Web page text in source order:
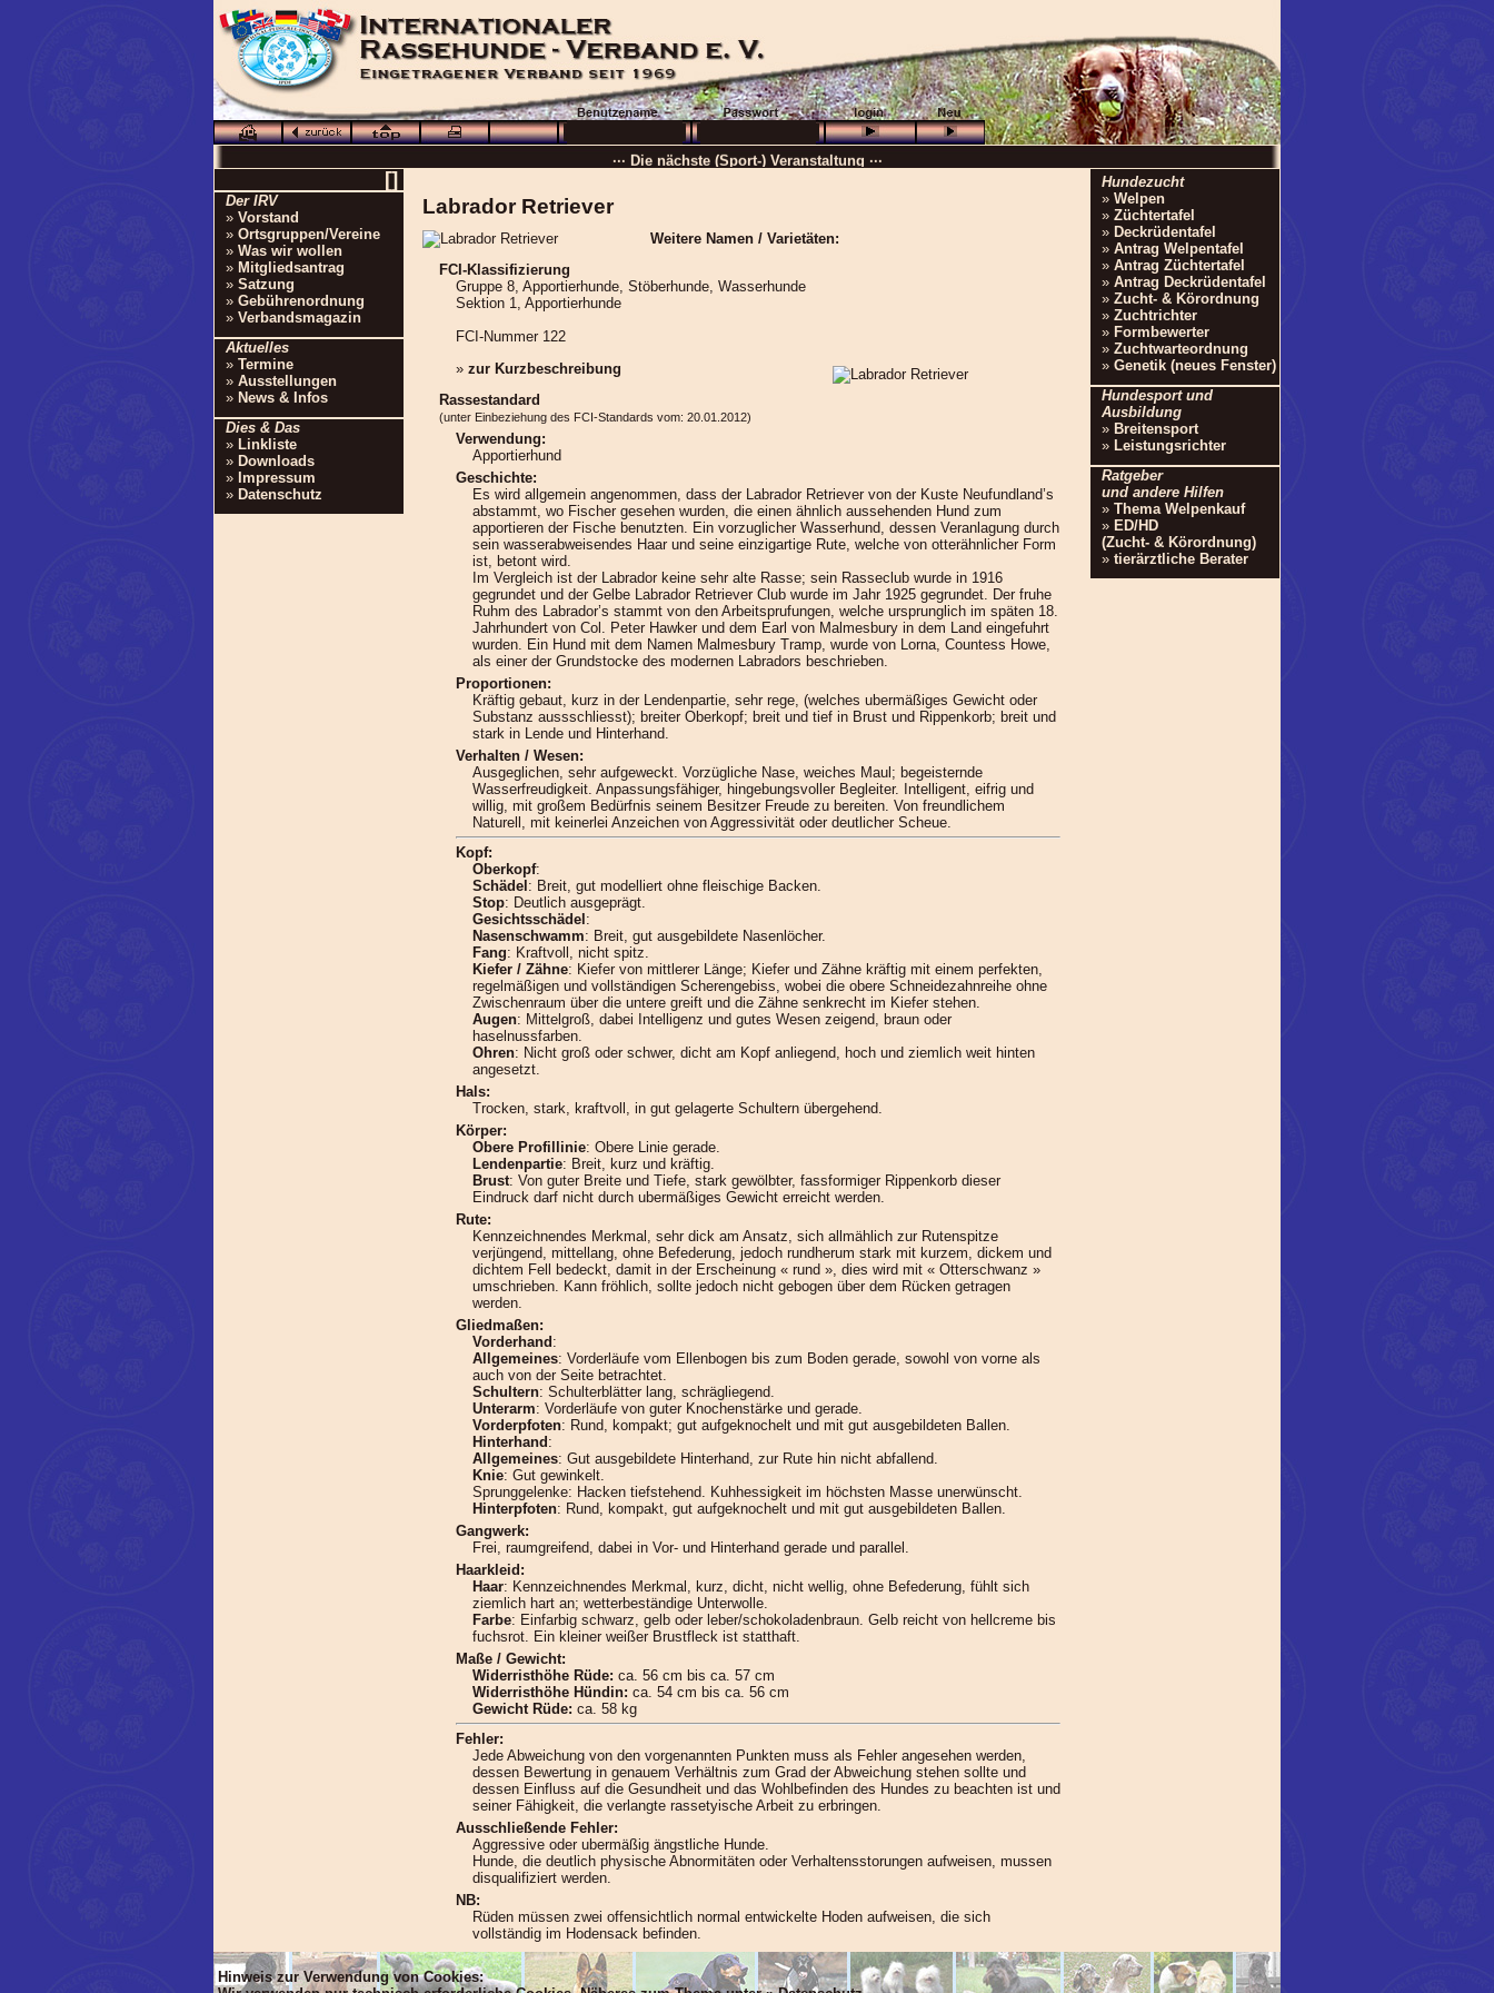
[]
Der IRV
» Vorstand
» Ortsgruppen/Vereine
» Was wir wollen
» Mitgliedsantrag
» Satzung
» Gebührenordnung
» Verbandsmagazin
Aktuelles
» Termine
» Ausstellungen
» News & Infos
Dies & Das
» Linkliste
» Downloads
» Impressum
» Datenschutz
Labrador Retriever
Weitere Namen / Varietäten:
FCI-Klassifizierung
Gruppe 8, Apportierhunde, Stöberhunde, Wasserhunde
Sektion 1, Apportierhunde
FCI-Nummer 122
» zur Kurzbeschreibung
Rassestandard
(unter Einbeziehung des FCI-Standards vom: 20.01.2012)
Verwendung:
Apportierhund
Geschichte:
Es wird allgemein angenommen, dass der Labrador Retriever von der Kuste Neufundland’s
abstammt, wo Fischer gesehen wurden, die einen ähnlich aussehenden Hund zum
apportieren der Fische benutzten. Ein vorzuglicher Wasserhund, dessen Veranlagung durch
sein wasserabweisendes Haar und seine einzigartige Rute, welche von otterähnlicher Form
ist, betont wird.
Im Vergleich ist der Labrador keine sehr alte Rasse; sein Rasseclub wurde in 1916
gegrundet und der Gelbe Labrador Retriever Club wurde im Jahr 1925 gegrundet. Der fruhe
Ruhm des Labrador’s stammt von den Arbeitsprufungen, welche ursprunglich im späten 18.
Jahrhundert von Col. Peter Hawker und dem Earl von Malmesbury in dem Land eingefuhrt
wurden. Ein Hund mit dem Namen Malmesbury Tramp, wurde von Lorna, Countess Howe,
als einer der Grundstocke des modernen Labradors beschrieben.
Proportionen:
Kräftig gebaut, kurz in der Lendenpartie, sehr rege, (welches ubermäßiges Gewicht oder
Substanz aussschliesst); breiter Oberkopf; breit und tief in Brust und Rippenkorb; breit und
stark in Lende und Hinterhand.
Verhalten / Wesen:
Ausgeglichen, sehr aufgeweckt. Vorzügliche Nase, weiches Maul; begeisternde
Wasserfreudigkeit. Anpassungsfähiger, hingebungsvoller Begleiter. Intelligent, eifrig und
willig, mit großem Bedürfnis seinem Besitzer Freude zu bereiten. Von freundlichem
Naturell, mit keinerlei Anzeichen von Aggressivität oder deutlicher Scheue.
Kopf:
Oberkopf:
Schädel : Breit, gut modelliert ohne fleischige Backen.
Stop: Deutlich ausgeprägt.
Gesichtsschädel :
Nasenschwamm: Breit, gut ausgebildete Nasenlöcher.
Fang: Kraftvoll, nicht spitz.
Kiefer / Zähne: Kiefer von mittlerer Länge; Kiefer und Zähne kräftig mit einem perfekten,
regelmäßigen und vollständigen Scherengebiss, wobei die obere Schneidezahnreihe ohne
Zwischenraum über die untere greift und die Zähne senkrecht im Kiefer stehen.
Augen: Mittelgroß, dabei Intelligenz und gutes Wesen zeigend, braun oder
haselnussfarben.
Ohren: Nicht groß oder schwer, dicht am Kopf anliegend, hoch und ziemlich weit hinten
angesetzt.
Hals:
Trocken, stark, kraftvoll, in gut gelagerte Schultern übergehend.
Körper:
Obere Profillinie: Obere Linie gerade.
Lendenpartie: Breit, kurz und kräftig.
Brust: Von guter Breite und Tiefe, stark gewölbter, fassformiger Rippenkorb dieser
Eindruck darf nicht durch ubermäßiges Gewicht erreicht werden.
Rute:
Kennzeichnendes Merkmal, sehr dick am Ansatz, sich allmählich zur Rutenspitze
verjüngend, mittellang, ohne Befederung, jedoch rundherum stark mit kurzem, dickem und
dichtem Fell bedeckt, damit in der Erscheinung « rund », dies wird mit « Otterschwanz »
umschrieben. Kann fröhlich, sollte jedoch nicht gebogen über dem Rücken getragen
werden.
Gliedmaßen:
Vorderhand :
Allgemeines: Vorderläufe vom Ellenbogen bis zum Boden gerade, sowohl von vorne als
auch von der Seite betrachtet.
Schultern: Schulterblätter lang, schrägliegend.
Unterarm: Vorderläufe von guter Knochenstärke und gerade.
Vorderpfoten: Rund, kompakt; gut aufgeknochelt und mit gut ausgebildeten Ballen.
Hinterhand :
Allgemeines: Gut ausgebildete Hinterhand, zur Rute hin nicht abfallend.
Knie: Gut gewinkelt.
Sprunggelenke: Hacken tiefstehend. Kuhhessigkeit im höchsten Masse unerwünscht.
Hinterpfoten: Rund, kompakt, gut aufgeknochelt und mit gut ausgebildeten Ballen.
Gangwerk:
Frei, raumgreifend, dabei in Vor- und Hinterhand gerade und parallel.
Haarkleid:
Haar: Kennzeichnendes Merkmal, kurz, dicht, nicht wellig, ohne Befederung, fühlt sich
ziemlich hart an; wetterbeständige Unterwolle.
Farbe: Einfarbig schwarz, gelb oder leber/schokoladenbraun. Gelb reicht von hellcreme bis
fuchsrot. Ein kleiner weißer Brustfleck ist statthaft.
Maße / Gewicht:
Widerristhöhe Rüde: ca. 56 cm bis ca. 57 cm
Widerristhöhe Hündin: ca. 54 cm bis ca. 56 cm
Gewicht Rüde: ca. 58 kg
Fehler:
Jede Abweichung von den vorgenannten Punkten muss als Fehler angesehen werden,
dessen Bewertung in genauem Verhältnis zum Grad der Abweichung stehen sollte und
dessen Einfluss auf die Gesundheit und das Wohlbefinden des Hundes zu beachten ist und
seiner Fähigkeit, die verlangte rassetyische Arbeit zu erbringen.
Ausschließende Fehler:
Aggressive oder ubermäßig ängstliche Hunde.
Hunde, die deutlich physische Abnormitäten oder Verhaltensstorungen aufweisen, mussen
disqualifiziert werden.
NB:
Rüden müssen zwei offensichtlich normal entwickelte Hoden aufweisen, die sich
vollständig im Hodensack befinden.
Hundezucht
» Welpen
» Züchtertafel
» Deckrüdentafel
» Antrag Welpentafel
» Antrag Züchtertafel
» Antrag Deckrüdentafel
» Zucht- & Körordnung
» Zuchtrichter
» Formbewerter
» Zuchtwarteordnung
» Genetik (neues Fenster)
Hundesport und
Ausbildung
» Breitensport
» Leistungsrichter
Ratgeber
und andere Hilfen
» Thema Welpenkauf
» ED/HD
(Zucht- & Körordnung)
» tierärztliche Berater
Hinweis zur Verwendung von Cookies:
··· Schön, dass Sie da sind! ···
··· Die nächste (Sport-) Veranstaltung ···
······